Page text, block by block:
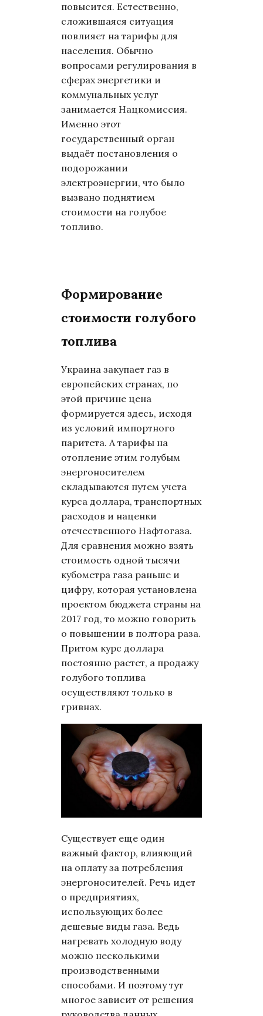
повысится. Естественно,
сложившаяся ситуация
повлияет на тарифы для
населения. Обычно
вопросами регулирования в
сферах энергетики и
коммунальных услуг
занимается Нацкомиссия.
Именно этот
государственный орган
выдаёт постановления о
подорожании
электроэнергии, что было
вызвано поднятием
стоимости на голубое
топливо.
Формирование
стоимости голубого
топлива
Украина закупает газ в
европейских странах, по
этой причине цена
формируется здесь, исходя
из условий импортного
паритета. А тарифы на
отопление этим голубым
энергоносителем
складываются путем учета
курса доллара, транспортных
расходов и наценки
отечественного Нафтогаза.
Для сравнения можно взять
стоимость одной тысячи
кубометра газа раньше и
цифру, которая установлена
проектом бюджета страны на
2017 год, то можно говорить
о повышении в полтора раза.
Притом курс доллара
постоянно растет, а продажу
голубого топлива
осуществляют только в
гривнах.
Существует еще один
важный фактор, влияющий
на оплату за потребления
энергоносителей. Речь идет
о предприятиях,
использующих более
дешевые виды газа. Ведь
нагревать холодную воду
можно несколькими
производственными
способами. И поэтому тут
многое зависит от решения